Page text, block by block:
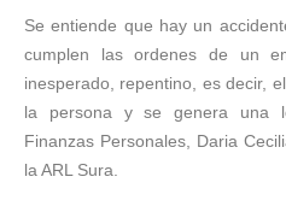
Se entiende que hay un
cumplen las ordenes de un
inesperado, repentino, es decir,
la persona y se genera una
Finanzas Personales, Daria
la ARL Sura.